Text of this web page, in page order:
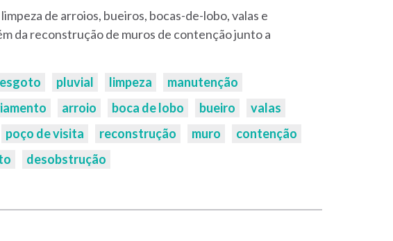
de arroios, bueiros, bocas-de-lobo, valas e
da reconstrução de muros de contenção junto a
esgoto pluvial limpeza
manutenção
arroio boca de lobo bueiro
valas
poço de visita reconstrução muro
contenção
desobstrução